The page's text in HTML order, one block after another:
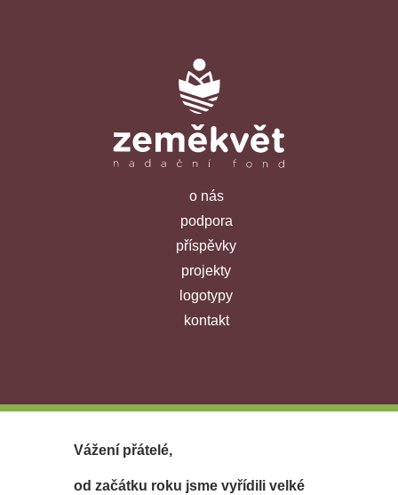
o nás
podpora
příspěvky
projekty
logotypy
kontakt
Vážení přátelé,
od začátku roku jsme vyřídili velké